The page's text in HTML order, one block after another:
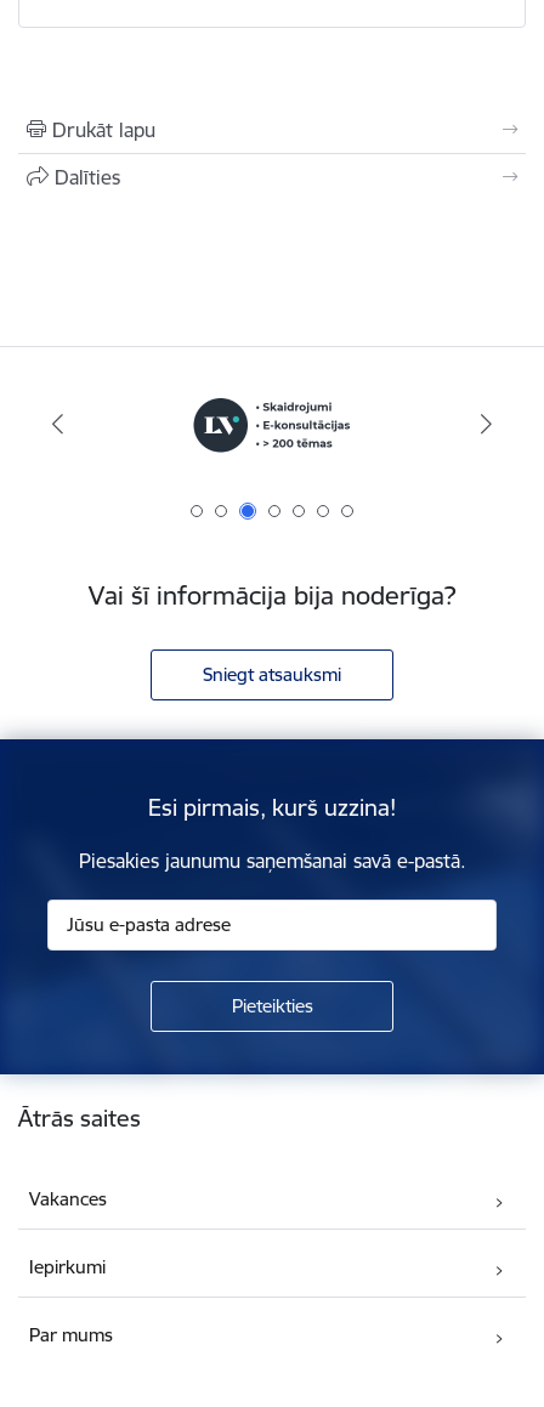
Drukāt lapu
Dalīties
Vai šī informācija bija noderīga?
Sniegt atsauksmi
Esi pirmais, kurš uzzina!
Piesakies jaunumu saņemšanai savā e-pastā.
Kājene
Ātrās saites
Vakances
Iepirkumi
Par mums